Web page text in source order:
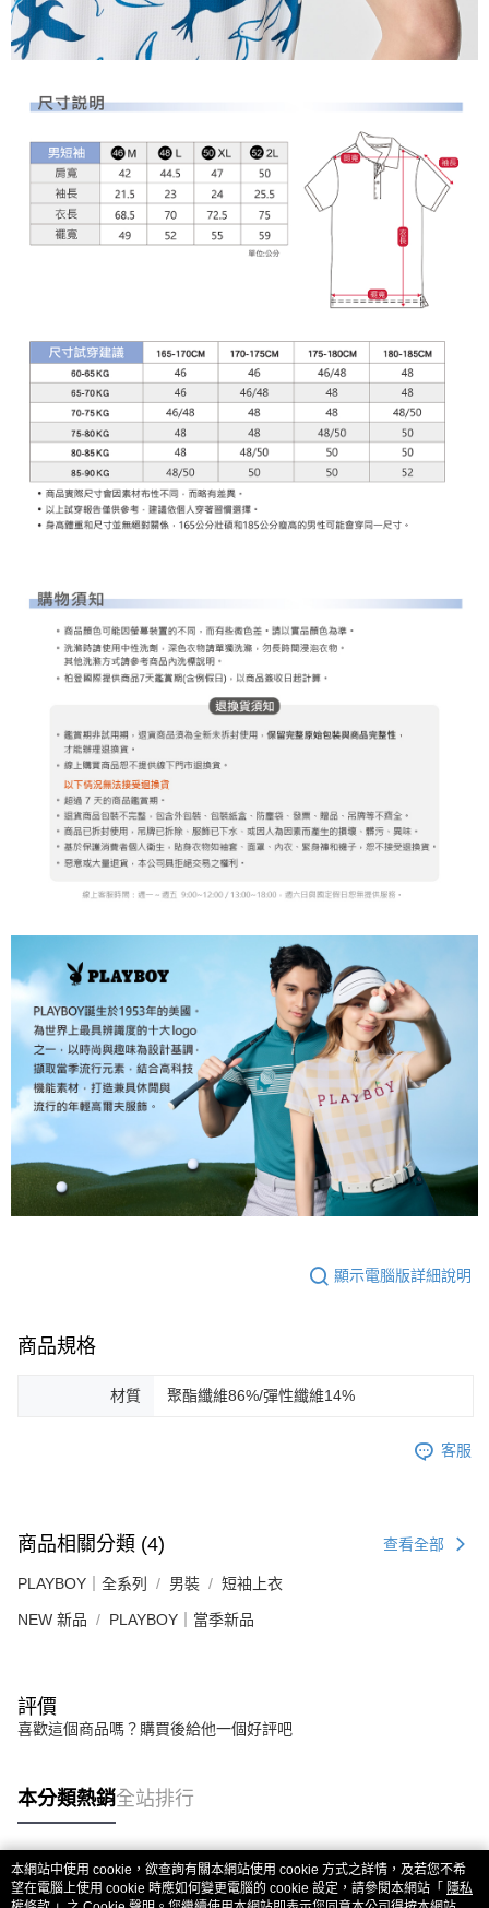
顯示電腦版詳細說明
商品規格
材質 聚酯纖維86%/彈性纖維14%
客服
商品相關分類 (4) 查看全部
PLAYBOY｜全系列 男裝 短袖上衣
NEW 新品 PLAYBOY｜當季新品
評價
喜歡這個商品嗎？購買後給他一個好評吧
本分類熱銷全站排行
熱門標籤
本網站中使用 cookie，欲查詢有關本網站使用 cookie 方式之詳情，及若您不希
望在電腦上使用 cookie 時應如何變更電腦的 cookie 設定，請參閱本網站「 隱私